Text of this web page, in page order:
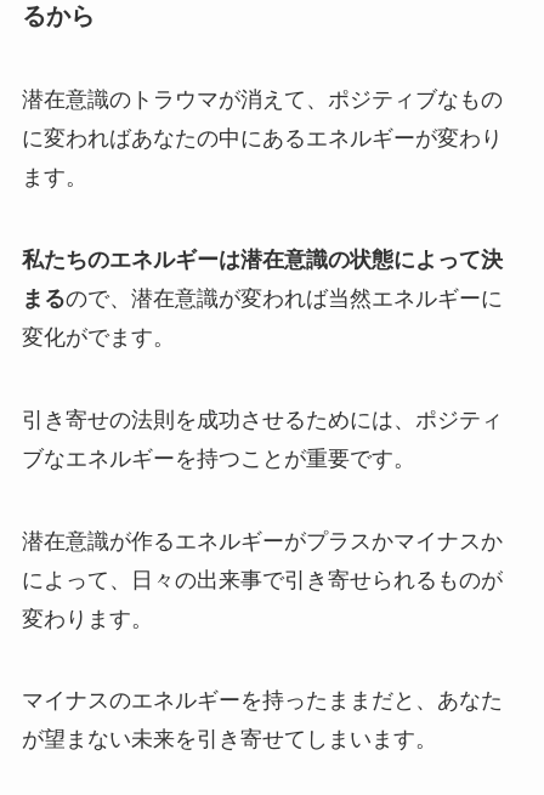
るから
潜在意識のトラウマが消えて、ポジティブなもの
に変わればあなたの中にあるエネルギーが変わり
ます。
私たちのエネルギーは潜在意識の状態によって決
まるので、潜在意識が変われば当然エネルギーに
変化がでます。
引き寄せの法則を成功させるためには、ポジティ
ブなエネルギーを持つことが重要です。
潜在意識が作るエネルギーがプラスかマイナスか
によって、日々の出来事で引き寄せられるものが
変わります。
マイナスのエネルギーを持ったままだと、あなた
が望まない未来を引き寄せてしまいます。